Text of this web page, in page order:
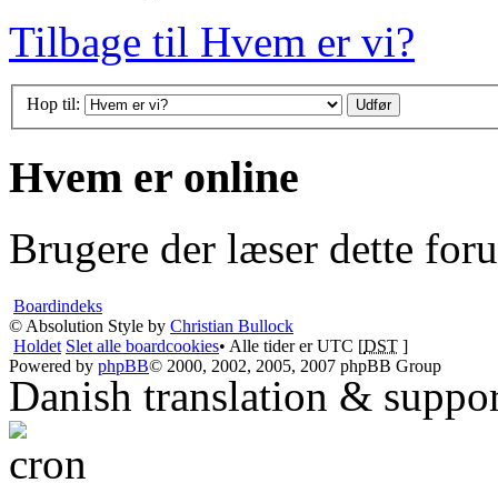
Tilbage til Hvem er vi?
Hop til:
Hvem er online
Brugere der læser dette
Boardindeks
© Absolution Style by Christian Bullock
Holdet Slet alle boardcookies• Alle tider er UTC [DST ]
Powered by phpBB© 2000, 2002, 2005, 2007 phpBB Group
Danish translation &